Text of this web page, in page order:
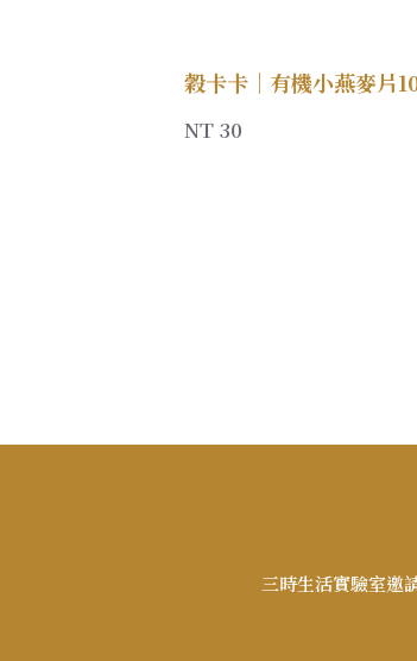
穀卡卡｜有機小燕麥片
NT 30
三時生活實驗室邀